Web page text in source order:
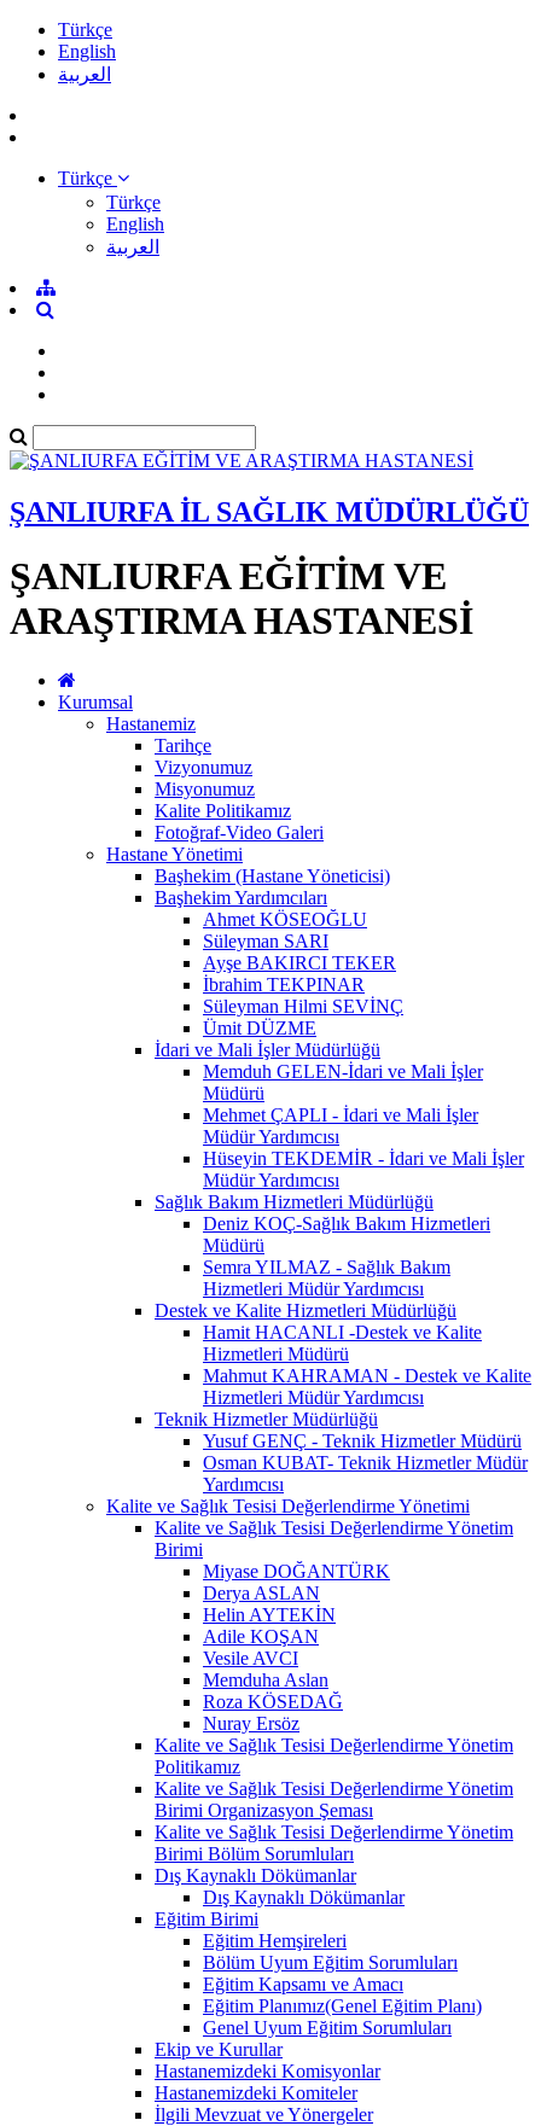
Türkçe
English
العربية
Türkçe
Türkçe
English
العربية
ŞANLIURFA İL SAĞLIK MÜDÜRLÜĞÜ
ŞANLIURFA EĞİTİM VE
ARAŞTIRMA HASTANESİ
Kurumsal
Hastanemiz
Tarihçe
Vizyonumuz
Misyonumuz
Kalite Politikamız
Fotoğraf-Video Galeri
Hastane Yönetimi
Başhekim (Hastane Yöneticisi)
Başhekim Yardımcıları
Ahmet KÖSEOĞLU
Süleyman SARI
Ayşe BAKIRCI TEKER
İbrahim TEKPINAR
Süleyman Hilmi SEVİNÇ
Ümit DÜZME
İdari ve Mali İşler Müdürlüğü
Memduh GELEN-İdari ve Mali İşler
Müdürü
Mehmet ÇAPLI - İdari ve Mali İşler
Müdür Yardımcısı
Hüseyin TEKDEMİR - İdari ve Mali İşler
Müdür Yardımcısı
Sağlık Bakım Hizmetleri Müdürlüğü
Deniz KOÇ-Sağlık Bakım Hizmetleri
Müdürü
Semra YILMAZ - Sağlık Bakım
Hizmetleri Müdür Yardımcısı
Destek ve Kalite Hizmetleri Müdürlüğü
Hamit HACANLI -Destek ve Kalite
Hizmetleri Müdürü
Mahmut KAHRAMAN - Destek ve Kalite
Hizmetleri Müdür Yardımcısı
Teknik Hizmetler Müdürlüğü
Yusuf GENÇ - Teknik Hizmetler Müdürü
Osman KUBAT- Teknik Hizmetler Müdür
Yardımcısı
Kalite ve Sağlık Tesisi Değerlendirme Yönetimi
Kalite ve Sağlık Tesisi Değerlendirme Yönetim
Birimi
Miyase DOĞANTÜRK
Derya ASLAN
Helin AYTEKİN
Adile KOŞAN
Vesile AVCI
Memduha Aslan
Roza KÖSEDAĞ
Nuray Ersöz
Kalite ve Sağlık Tesisi Değerlendirme Yönetim
Politikamız
Kalite ve Sağlık Tesisi Değerlendirme Yönetim
Birimi Organizasyon Şeması
Kalite ve Sağlık Tesisi Değerlendirme Yönetim
Birimi Bölüm Sorumluları
Dış Kaynaklı Dökümanlar
Dış Kaynaklı Dökümanlar
Eğitim Birimi
Eğitim Hemşireleri
Bölüm Uyum Eğitim Sorumluları
Eğitim Kapsamı ve Amacı
Eğitim Planımız(Genel Eğitim Planı)
Genel Uyum Eğitim Sorumluları
Ekip ve Kurullar
Hastanemizdeki Komisyonlar
Hastanemizdeki Komiteler
İlgili Mevzuat ve Yönergeler